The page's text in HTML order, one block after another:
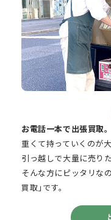
お電話一本で出張買取
重くて持っていくのが
引っ越しで大量に売り
そんな方にピッタリな
買取｣です。